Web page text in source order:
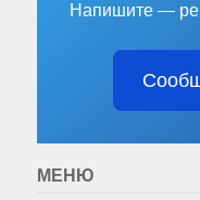
Напишите —
МЕНЮ